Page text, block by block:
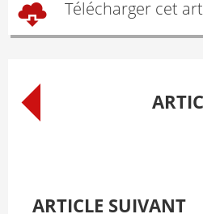
Télécharger cet
Post
navigation
ARTICLE SUIVANT